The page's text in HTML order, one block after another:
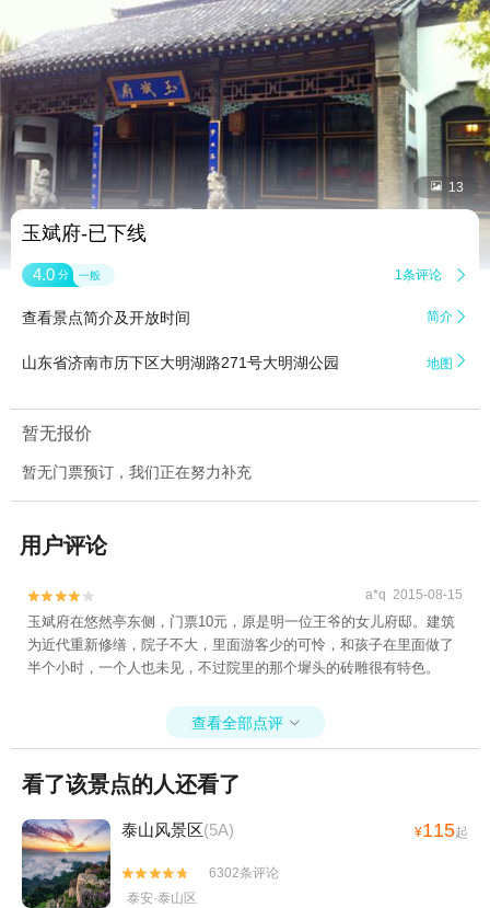
 13
玉斌府-已下线
4.0 分 一般 1条评论 
查看景点简介及开放时间 简介 
山东省济南市历下区大明湖路271号大明湖公园 地图 
暂无报价
暂无门票预订，我们正在努力补充
用户评论

 a*q 2015-08-15
玉斌府在悠然亭东侧，门票10元，原是明一位王爷的女儿府邸。建筑
为近代重新修缮，院子不大，里面游客少的可怜，和孩子在里面做了
半个小时，一个人也未见，不过院里的那个墀头的砖雕很有特色。
查看全部点评 
看了该景点的人还看了
泰山风景区(5A) ¥115起


6302条评论
泰安·泰山区